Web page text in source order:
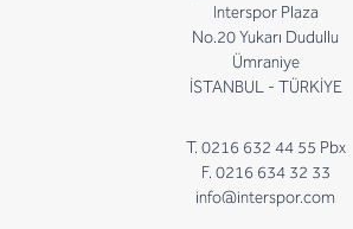
Interspor Plaza
No.20 Yukarı Dudullu
Ümraniye
İSTANBUL - TÜRKİYE
T. 0216 632 44 55 Pbx
F. 0216 634 32 33
info@interspor.com